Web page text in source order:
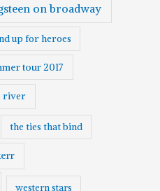
on broadway
up for heroes
tour 2017
river
the ties that bind
western stars